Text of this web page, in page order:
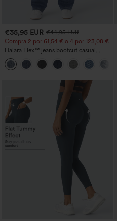
€35,95 EUR €44,95 EUR
Compra 2 por 61,54 € o 4 por 123,08 €.
Halara Flex™ jeans bootcut casual
lavados, de talle alto y con bolsillos